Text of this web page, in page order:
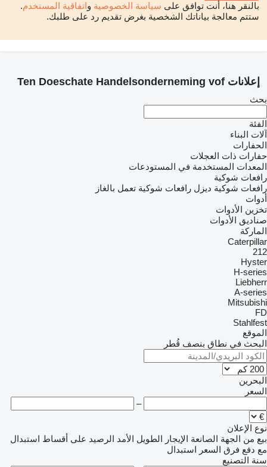
بالنقر هنا، أنت توافق على سياسة الخصوصية واتفاقية المستخدم.
ستتم معالجة بياناتك الشخصية بغرض تقديم رد على طلبك.
إعلانات Ten Doeschate Handelsonderneming vof
بحث
الفئة
آلات البناء
الحفارات
حفارات ذات العجلات
المعدات المستخدمة في المستودعات
رافعات شوكية
رافعات شوكية ديزل رافعات شوكية تعمل بالغاز
أدوات
تخزين الأدوات
صناديق الأدوات
الماركة
Caterpillar
212
Hyster
H-series
Liebherr
A-series
Mitsubishi
FD
Stahlfest
الموقع
البحث في نطاق بنصف قُطر
البحرين
السعر
–
نوع الإعلان
بيع من الجهة الصانعة الإيجار الطويل الأمد الرصيد على أقساط استبدال
مع دفع فرق السعر استبدال
سنة التصنيع